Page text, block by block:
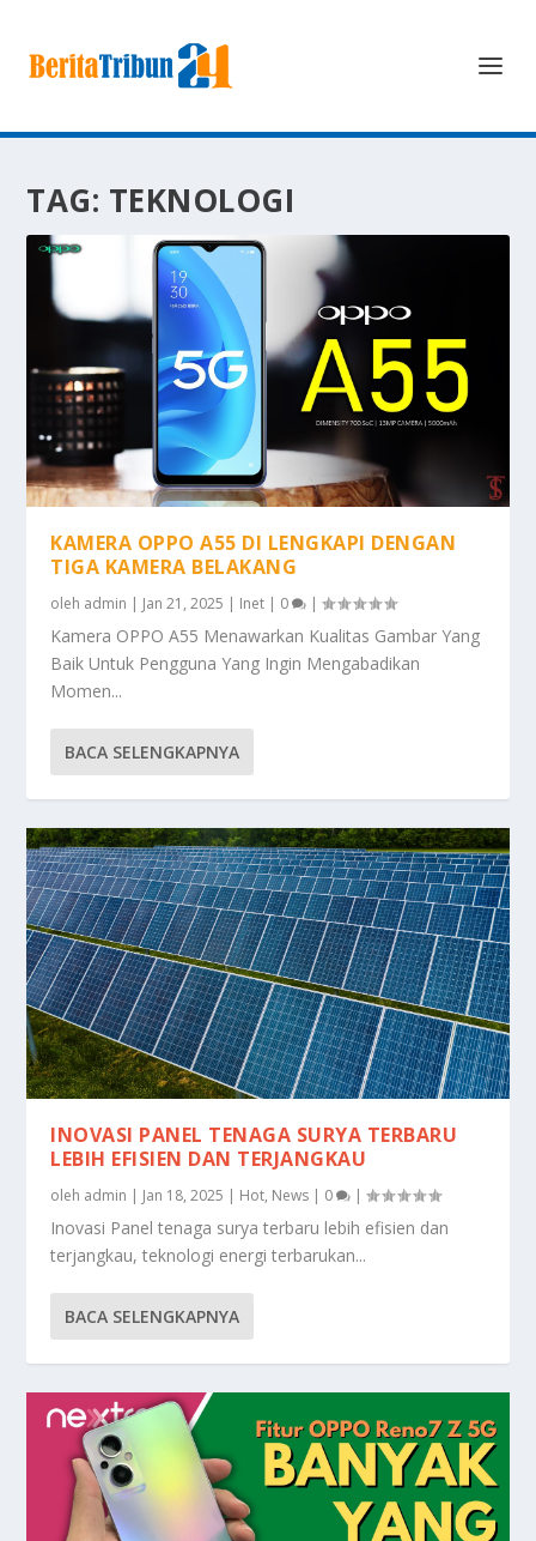
TAG: TEKNOLOGI
KAMERA OPPO A55 DI LENGKAPI DENGAN
TIGA KAMERA BELAKANG
oleh admin | Jan 21, 2025 | Inet | 0 |
Kamera OPPO A55 Menawarkan Kualitas Gambar Yang
Baik Untuk Pengguna Yang Ingin Mengabadikan
Momen...
BACA SELENGKAPNYA
INOVASI PANEL TENAGA SURYA TERBARU
LEBIH EFISIEN DAN TERJANGKAU
oleh admin | Jan 18, 2025 | Hot, News | 0 |
Inovasi Panel tenaga surya terbaru lebih efisien dan
terjangkau, teknologi energi terbarukan...
BACA SELENGKAPNYA